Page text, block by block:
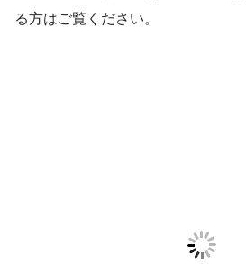
る方はご覧ください。